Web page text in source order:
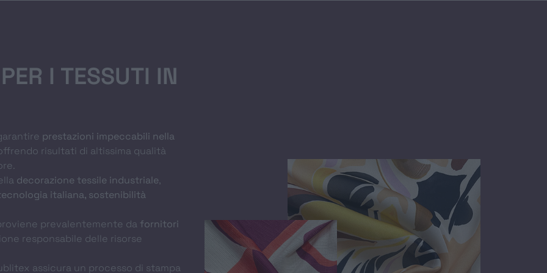
I TESSUTI IN
prestazioni impeccabili nella
risultati di altissima qualità
decorazione tessile industriale,
italiana, sostenibilità
prevalentemente da fornitori
responsabile delle risorse
assicura un processo di stampa